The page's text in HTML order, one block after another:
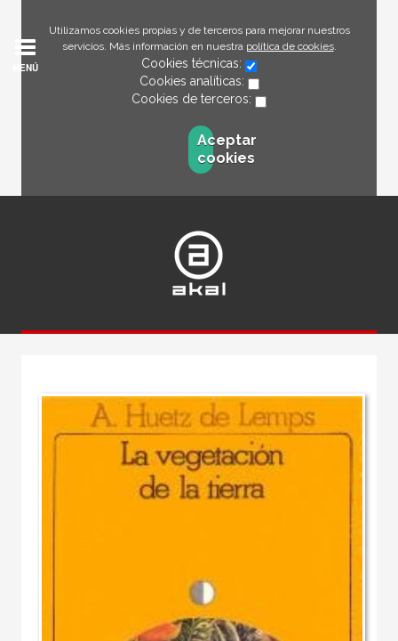
Utilizamos cookies propias y de terceros para mejorar nuestros
servicios. Más información en nuestra política de cookies.
Cookies técnicas:
Cookies analíticas:
Cookies de terceros:
Aceptar
cookies
MENÚ